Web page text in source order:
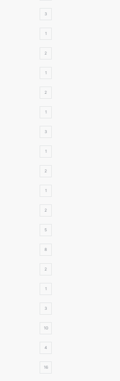
3
1
2
1
2
1
3
1
2
1
2
5
8
2
1
3
10
4
16